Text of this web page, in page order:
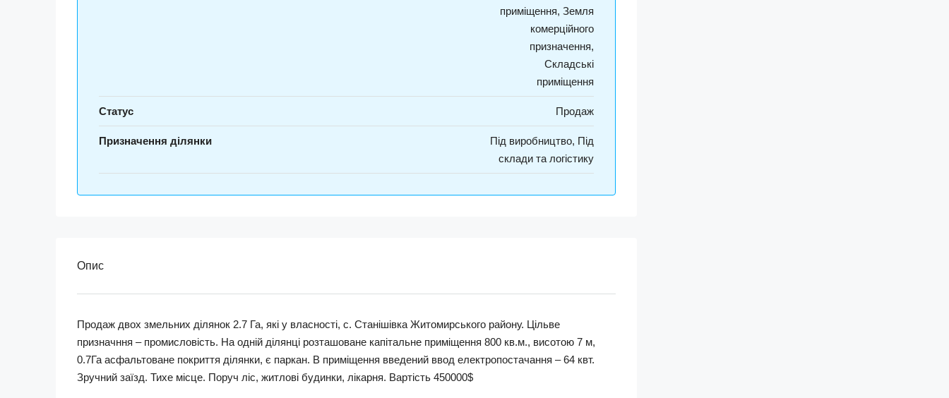
приміщення, Земля
комерційного
призначення,
Складські
приміщення
Статус Продаж
Призначення ділянки
Під виробництво, Під
склади та логістику
Опис
Продаж двох змельних ділянок 2.7 Га, які у власності, с. Станішівка Житомирського району. Цільве
призначння – промисловість. На одній ділянці розташоване капітальне приміщення 800 кв.м., висотою 7 м,
0.7Га асфальтоване покриття ділянки, є паркан. В приміщення введений ввод електропостачання – 64 квт.
Зручний заїзд. Тихе місце. Поруч ліс, житлові будинки, лікарня. Вартість 450000$